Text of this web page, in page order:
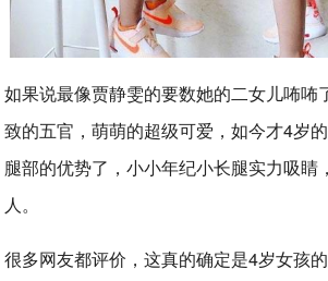
如果说最像贾静雯的要数她的二女儿咘咘
致的五官，萌萌的超级可爱，如今才4岁
腿部的优势了，小小年纪小长腿实力吸睛
人。
很多网友都评价，这真的确定是4岁女孩